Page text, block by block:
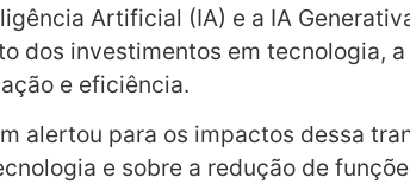
Artificial (IA) e a IA
dos investimentos em tecnologia,
e eficiência.
alertou para os impactos dessa
e sobre a redução de